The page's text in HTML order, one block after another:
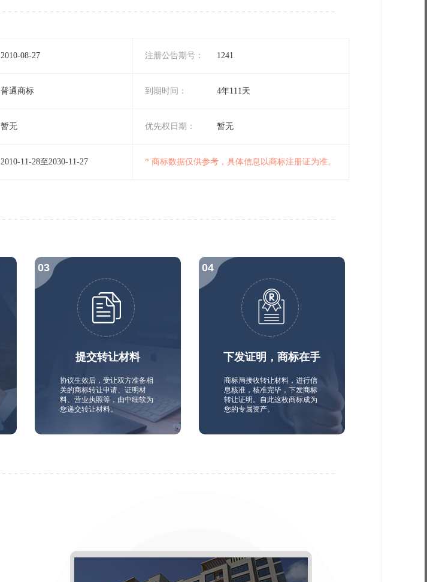
2010-08-27 注册公告期号： 1241
普通商标 到期时间： 4年111天
暂无 优先权日期： 暂无
2010-11-28至2030-11-27 * 商标数据仅供参考，具体信息以商标注册证为准。
提交转让材料
协议生效后，受让双方准备相
关的商标转让申请、证明材
料、营业执照等，由中细软为
您递交转让材料。
下发证明，商标在手
商标局接收转让材料，进行信
息核准，核准完毕，下发商标
转让证明。自此这枚商标成为
您的专属资产。